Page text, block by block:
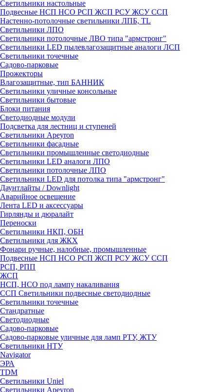
Светильники настольные
Подвесные НСП НСО РСП ЖСП РСУ ЖСУ ССП
Настенно-потолочные светильники ЛПБ, TL
Светильники ЛПО
Светильники потолочные ЛВО типа "армстронг"
Светильники LED пылевлагозащитные аналоги ЛСП
Светильники точечные
Садово-парковые
Прожекторы
Влагозащитные, тип БАННИК
Светильники уличные консольные
Светильники бытовые
Блоки питания
Светодиодные модули
Подсветка для лестниц и ступеней
Светильники Apeyron
Светильники фасадные
Светильники промышленные светодиодные
Светильники LED аналоги ЛПО
Светильники потолочные ЛПО
Светильники LED для потолка типа "армстронг"
Даунтлайты / Downlight
Аварийное освещение
Лента LED и аксессуары
Гирлянды и дюралайт
Переноски
Светильники НКП, ОБН
Светильники для ЖКХ
Фонари ручные, налобные, промышленные
Подвесные НСП НСО РСП ЖСП РСУ ЖСУ ССП
РСП, РПП
ЖСП
НСП, НСО под лампу накаливания
ССП Светильники подвесные светодиодные
Светильники точечные
Стандратные
Светодиодные
Садово-парковые
Садово-парковые уличные для ламп РТУ, ЖТУ
Светильники НТУ
Navigator
ЭРА
TDM
Светильники Uniel
Светильники Apeyron